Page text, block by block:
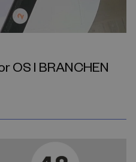
OS I BRANCHEN